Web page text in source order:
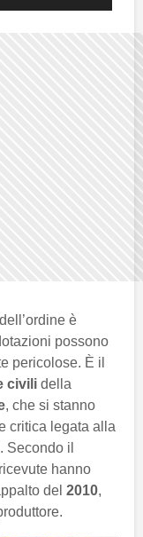
è
possono
pericolose. È il
civili della
, che si stanno
critica legata alla
Secondo il
hanno
del 2010,